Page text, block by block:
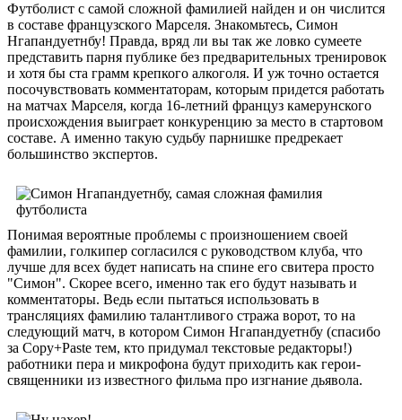
Футболист с самой сложной фамилией найден и он числится
в составе французского Марселя. Знакомьтесь, Симон
Нгапандуетнбу! Правда, вряд ли вы так же ловко сумеете
представить парня публике без предварительных тренировок
и хотя бы ста грамм крепкого алкоголя. И уж точно остается
посочувствовать комментаторам, которым придется работать
на матчах Марселя, когда 16-летний француз камерунского
происхождения выиграет конкуренцию за место в стартовом
составе. А именно такую судьбу парнишке предрекает
большинство экспертов.
Понимая вероятные проблемы с произношением своей
фамилии, голкипер согласился с руководством клуба, что
лучше для всех будет написать на спине его свитера просто
"Симон". Скорее всего, именно так его будут называть и
комментаторы. Ведь если пытаться использовать в
трансляциях фамилию талантливого стража ворот, то на
следующий матч, в котором Симон Нгапандуетнбу (спасибо
за Copy+Paste тем, кто придумал текстовые редакторы!)
работники пера и микрофона будут приходить как герои-
священники из известного фильма про изгнание дьявола.